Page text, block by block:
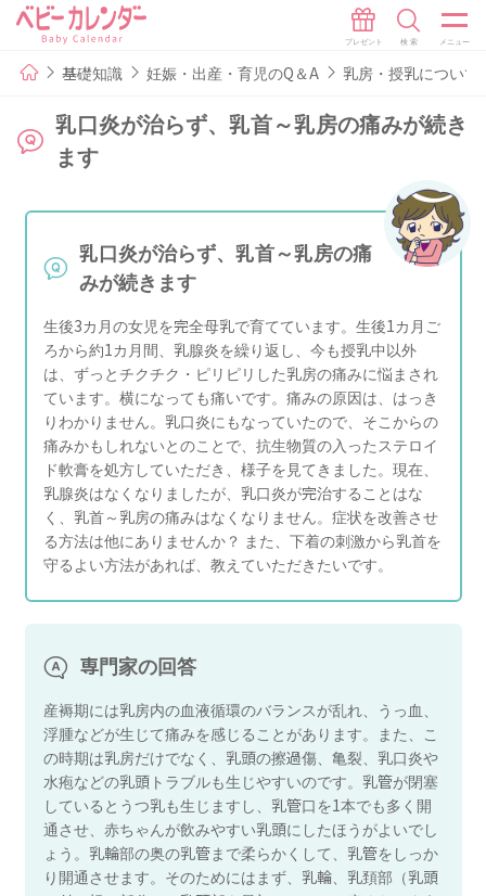
基礎知識 妊娠・出産・育児のQ＆A 乳房・授乳について
乳口炎が治らず、乳首～乳房の痛みが続き
ます
乳口炎が治らず、乳首～乳房の痛
みが続きます
生後3カ月の女児を完全母乳で育てています。生後1カ月ご
ろから約1カ月間、乳腺炎を繰り返し、今も授乳中以外
は、ずっとチクチク・ピリピリした乳房の痛みに悩まされ
ています。横になっても痛いです。痛みの原因は、はっき
りわかりません。乳口炎にもなっていたので、そこからの
痛みかもしれないとのことで、抗生物質の入ったステロイ
ド軟膏を処方していただき、様子を見てきました。現在、
乳腺炎はなくなりましたが、乳口炎が完治することはな
く、乳首～乳房の痛みはなくなりません。症状を改善させ
る方法は他にありませんか？ また、下着の刺激から乳首を
守るよい方法があれば、教えていただきたいです。
専門家の回答
産褥期には乳房内の血液循環のバランスが乱れ、うっ血、
浮腫などが生じて痛みを感じることがあります。また、こ
の時期は乳房だけでなく、乳頭の擦過傷、亀裂、乳口炎や
水疱などの乳頭トラブルも生じやすいのです。乳管が閉塞
しているとうつ乳も生じますし、乳管口を1本でも多く開
通させ、赤ちゃんが飲みやすい乳頭にしたほうがよいでし
ょう。乳輪部の奥の乳管まで柔らかくして、乳管をしっか
り開通させます。そのためにはまず、乳輪、乳頚部（乳頭